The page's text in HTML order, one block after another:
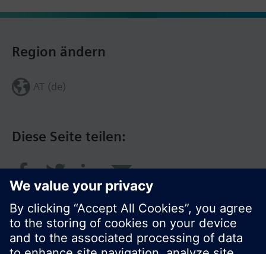
Diese Seite teilen:
Region ändern
AT (de)